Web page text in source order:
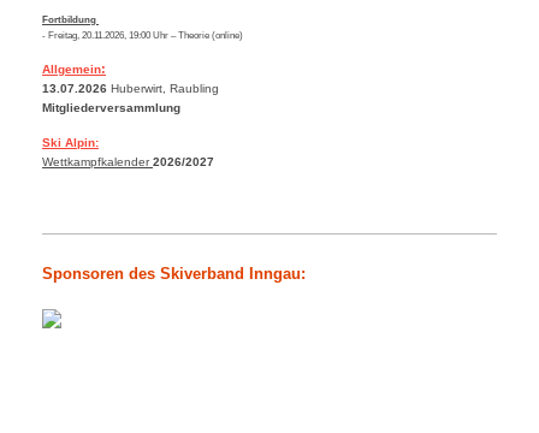
Fortbildung
- Freitag, 20.11.2026, 19:00 Uhr – Theorie (online)
Allgemein:
13.07.2026 Huberwirt, Raubling
Mitgliederversammlung
Ski Alpin:
Wettkampfkalender 2026/2027
Sponsoren des Skiverband Inngau: